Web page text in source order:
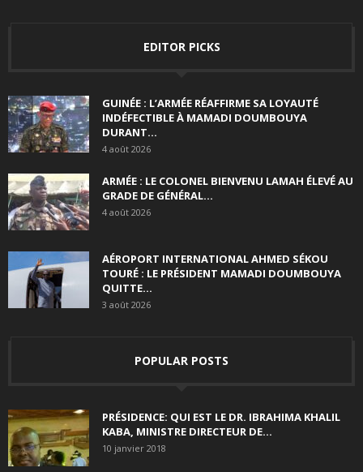
EDITOR PICKS
GUINÉE : L’ARMÉE RÉAFFIRME SA LOYAUTÉ
INDÉFECTIBLE À MAMADI DOUMBOUYA
DURANT...
4 août 2026
ARMÉE : LE COLONEL BIENVENU LAMAH ÉLEVÉ AU
GRADE DE GÉNÉRAL...
4 août 2026
AÉROPORT INTERNATIONAL AHMED SÉKOU
TOURÉ : LE PRÉSIDENT MAMADI DOUMBOUYA
QUITTE...
3 août 2026
POPULAR POSTS
PRÉSIDENCE: QUI EST LE DR. IBRAHIMA KHALIL
KABA, MINISTRE DIRECTEUR DE...
10 janvier 2018